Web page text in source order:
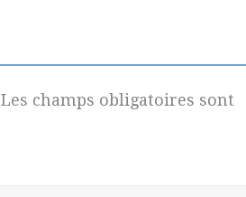
Les champs obligatoires sont